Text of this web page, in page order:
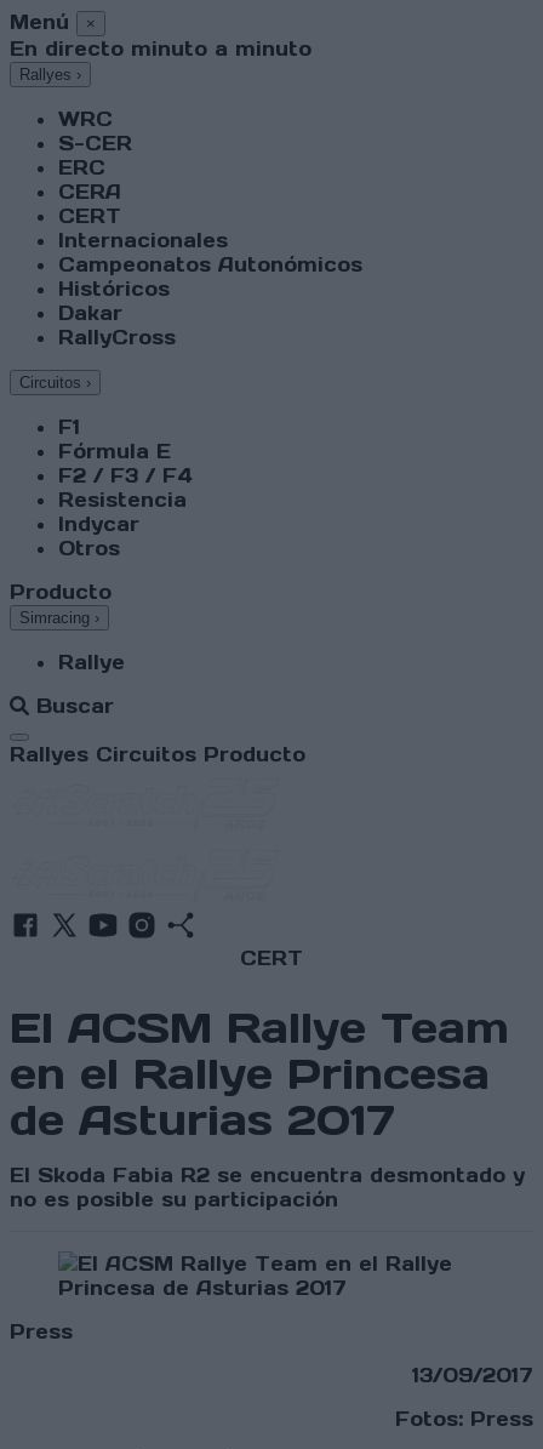
Menú ×
En directo minuto a minuto
Rallyes ›
WRC
S-CER
ERC
CERA
CERT
Internacionales
Campeonatos Autonómicos
Históricos
Dakar
RallyCross
Circuitos ›
F1
Fórmula E
F2 / F3 / F4
Resistencia
Indycar
Otros
Producto
Simracing ›
Rallye
Buscar
Abrir menú
Rallyes Circuitos Producto
CERT
El ACSM Rallye Team
en el Rallye Princesa
de Asturias 2017
El Skoda Fabia R2 se encuentra desmontado y
no es posible su participación
Press
13/09/2017
Fotos: Press